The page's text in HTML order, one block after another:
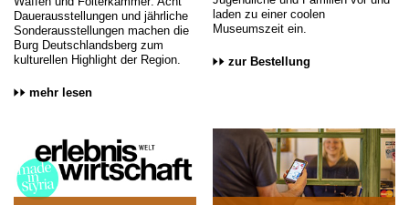
Dauerausstellungen und jährliche
Sonderausstellungen machen die
Burg Deutschlandsberg zum
kulturellen Highlight der Region.
mehr lesen
laden zu einer coolen
Museumszeit ein.
zur Bestellung